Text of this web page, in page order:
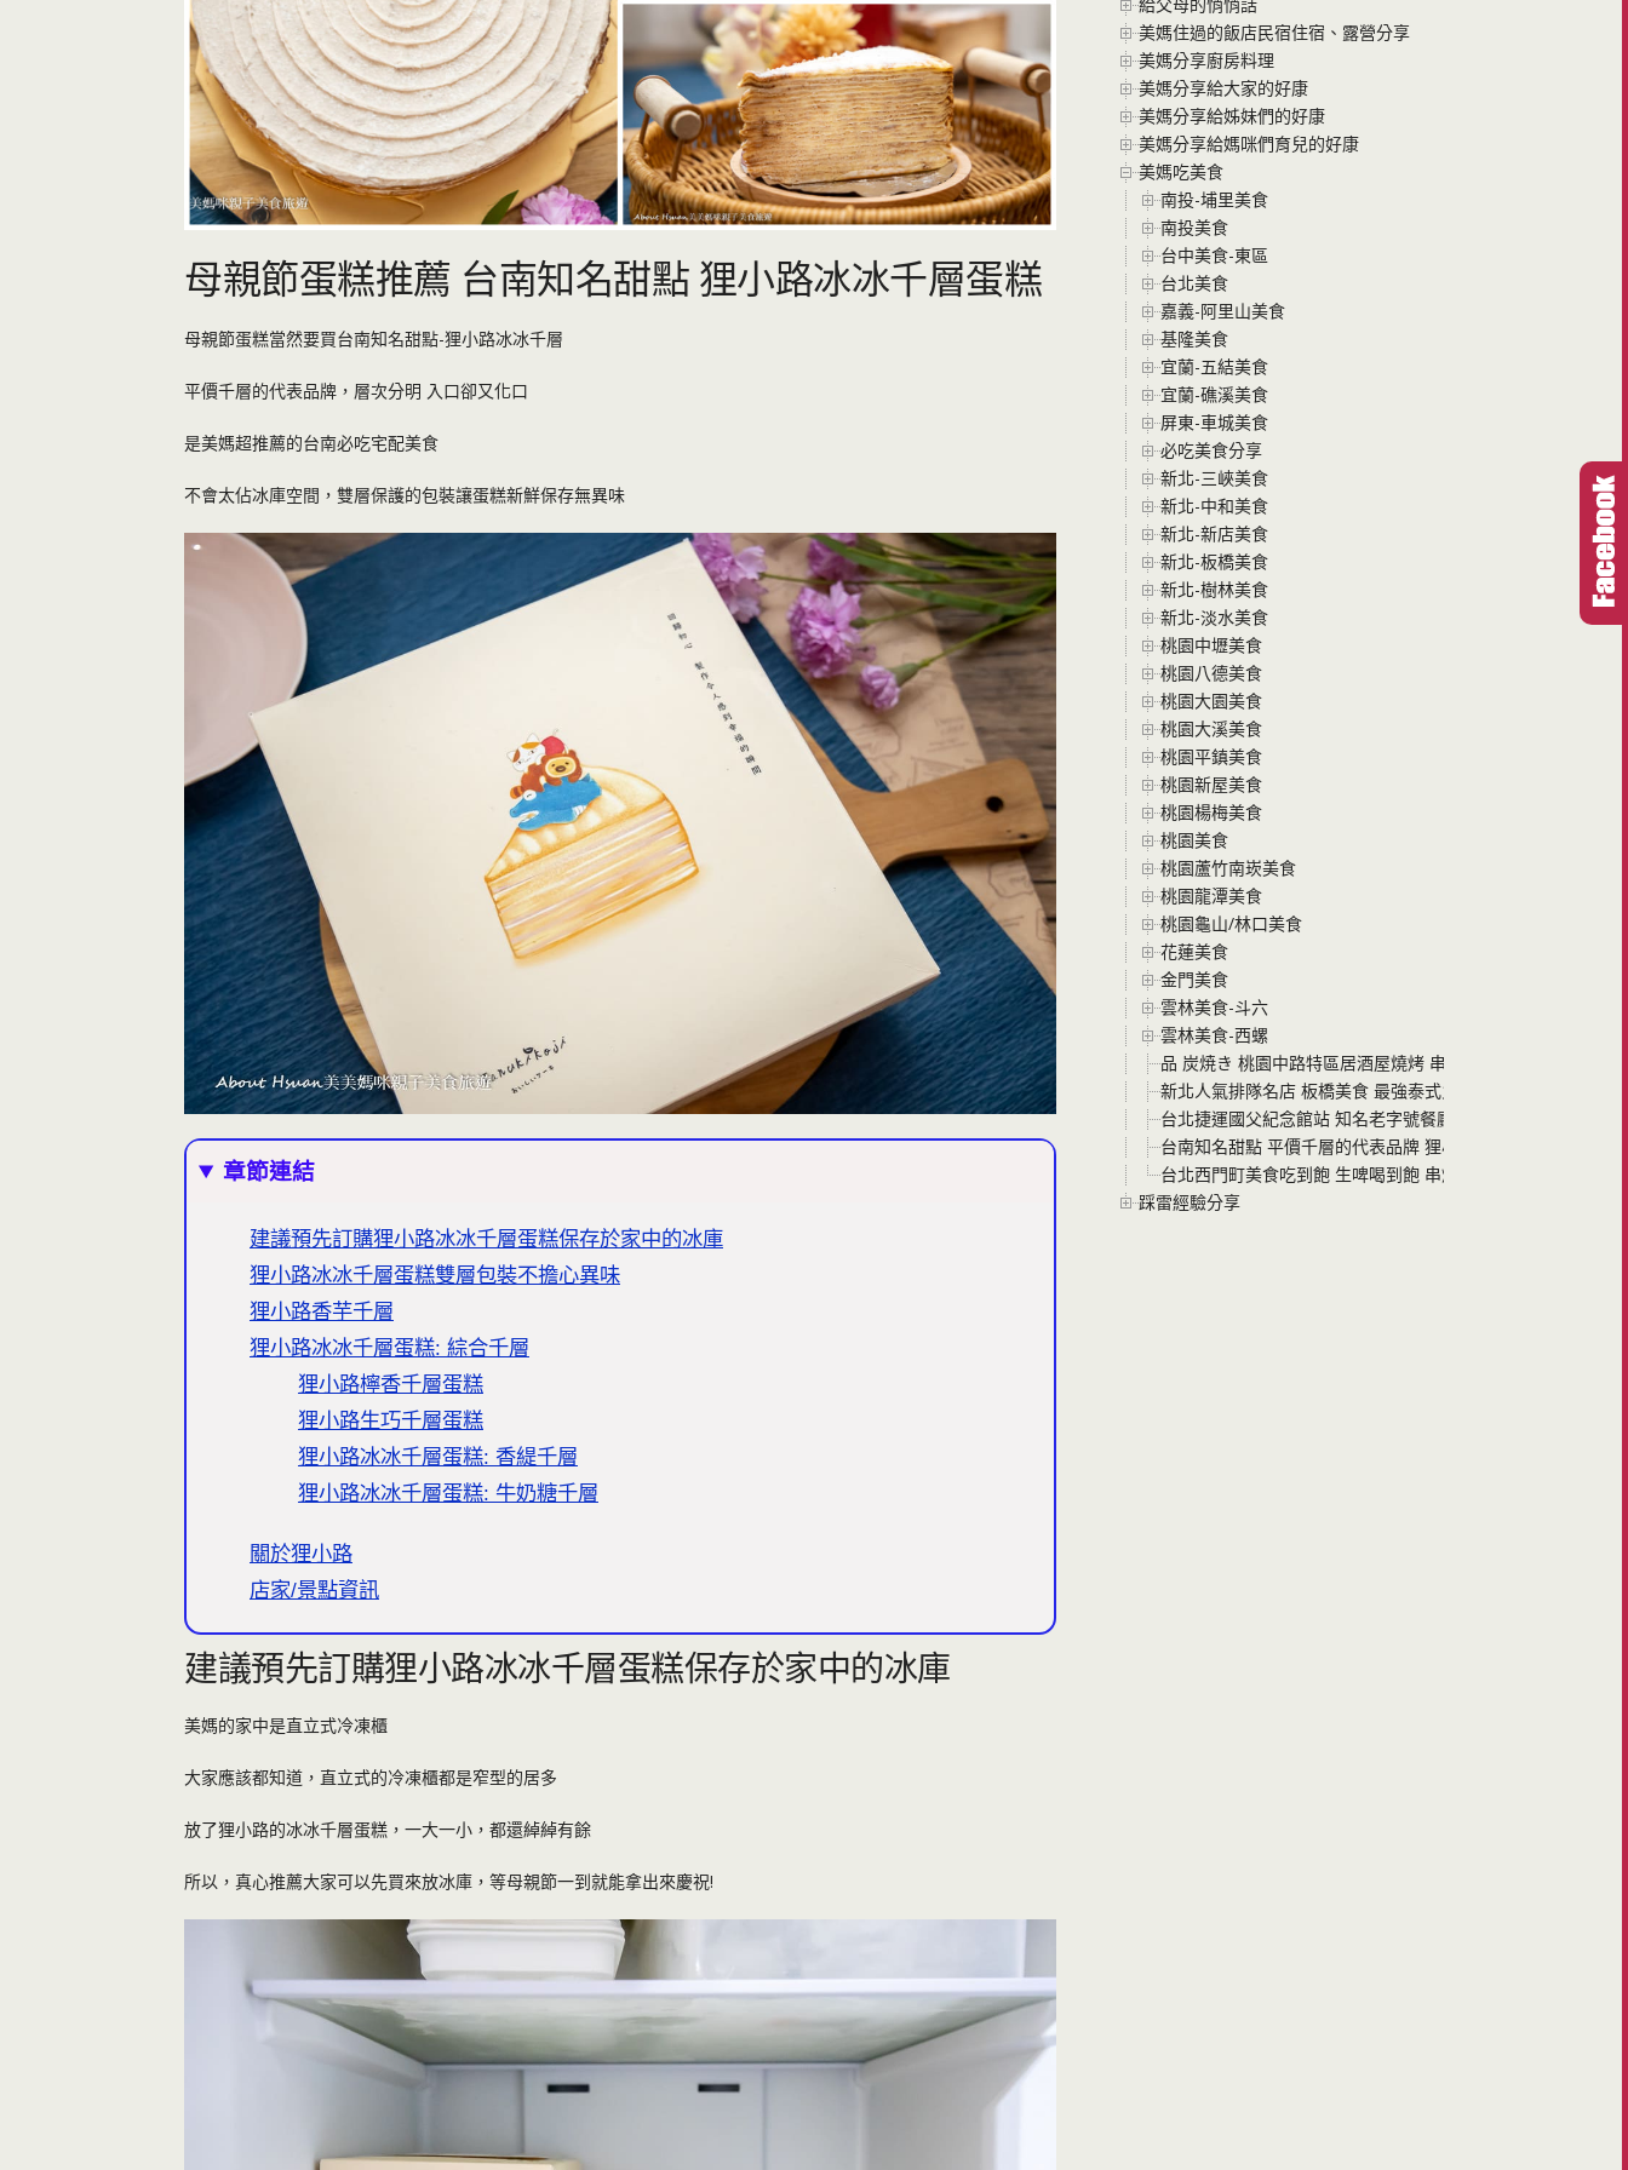
母親節蛋糕推薦 台南知名甜點 狸小路冰冰千層蛋糕
母親節蛋糕當然要買台南知名甜點-狸小路冰冰千層
平價千層的代表品牌，層次分明 入口卻又化口
是美媽超推薦的台南必吃宅配美食
不會太佔冰庫空間，雙層保護的包裝讓蛋糕新鮮保存無異味
章節連結
建議預先訂購狸小路冰冰千層蛋糕保存於家中的冰庫
狸小路冰冰千層蛋糕雙層包裝不擔心異味
狸小路香芋千層
狸小路冰冰千層蛋糕: 綜合千層
狸小路檸香千層蛋糕
狸小路生巧千層蛋糕
狸小路冰冰千層蛋糕: 香緹千層
狸小路冰冰千層蛋糕: 牛奶糖千層
關於狸小路
店家/景點資訊
建議預先訂購狸小路冰冰千層蛋糕保存於家中的冰庫
美媽的家中是直立式冷凍櫃
大家應該都知道，直立式的冷凍櫃都是窄型的居多
放了狸小路的冰冰千層蛋糕，一大一小，都還綽綽有餘
所以，真心推薦大家可以先買來放冰庫，等母親節一到就能拿出來慶祝!
美媽住過的飯店民宿住宿、露營分享
美媽分享廚房料理
美媽分享給大家的好康
美媽分享給姊妹們的好康
美媽分享給媽咪們育兒的好康
美媽吃美食
南投-埔里美食
南投美食
台中美食-東區
台北美食
嘉義-阿里山美食
基隆美食
宜蘭-五結美食
宜蘭-礁溪美食
屏東-車城美食
必吃美食分享
新北-三峽美食
新北-中和美食
新北-新店美食
新北-板橋美食
新北-樹林美食
新北-淡水美食
桃園中壢美食
桃園八德美食
桃園大園美食
桃園大溪美食
桃園平鎮美食
桃園新屋美食
桃園楊梅美食
桃園美食
桃園蘆竹南崁美食
桃園龍潭美食
桃園龜山/林口美食
花蓮美食
金門美食
雲林美食-斗六
雲林美食-西螺
品 炭焼き 桃園中路特區居酒屋燒烤 串燒平價美味 假日還有現
新北人氣排隊名店 板橋美食 最強泰式火鍋 追樂秘式泰鍋物
台北捷運國父紀念館站 知名老字號餐廳 星辰牛排 來吃米其
台南知名甜點 平價千層的代表品牌 狸小路冰冰千層蛋糕 今
台北西門町美食吃到飽 生啤喝到飽 串燒殿西門 空間寬敞 菜色
踩雷經驗分享